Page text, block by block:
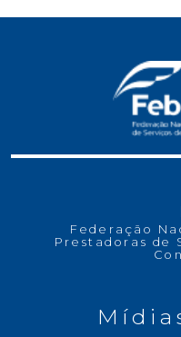
Federação
Prestadoras de